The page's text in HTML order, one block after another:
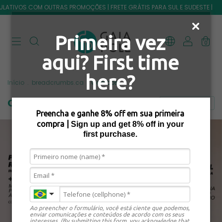
Primeira vez
aqui? First time
here?
Preencha e ganhe 8% off em sua primeira
compra | Sign up and get 8 % off in your
first purchase.
Ao preencher o formulário, você está ciente que podemos,
enviar comunicações e conteúdos de acordo com os seus
COM OUTRAS PROMOÇÕES | FRETE GRÁTIS PARA SUL E SUDESTE |
0
Início . breadcrumbs.ca Combos
Combos